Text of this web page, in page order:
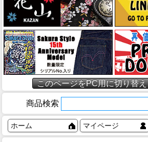
このページをPC用に切り替え
商品検索
ホーム マイページ